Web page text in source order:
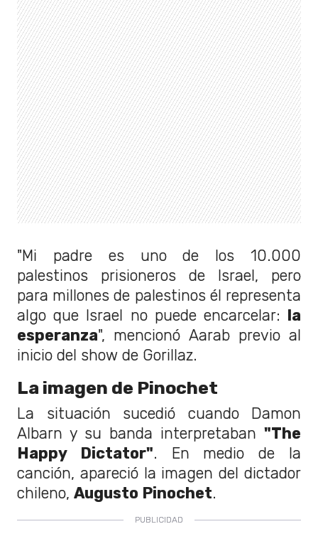
"Mi padre es uno de los 10.000
palestinos prisioneros de Israel, pero
para millones de palestinos él representa
algo que Israel no puede encarcelar: la
esperanza", mencionó Aarab previo al
inicio del show de Gorillaz.
La imagen de Pinochet
La situación sucedió cuando Damon
Albarn y su banda interpretaban "The
Happy Dictator". En medio de la
canción, apareció la imagen del dictador
chileno, Augusto Pinochet.